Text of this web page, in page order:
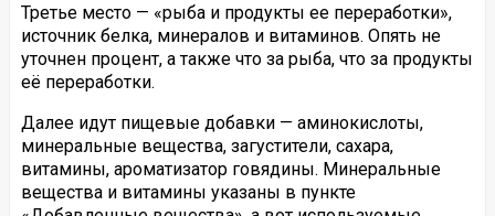
Третье место — «рыба и продукты ее переработки»,
источник белка, минералов и витаминов. Опять не
уточнен процент, а также что за рыба, что за продукты
её переработки.
Далее идут пищевые добавки — аминокислоты,
минеральные вещества, загустители, сахара,
витамины, ароматизатор говядины. Минеральные
вещества и витамины указаны в пункте